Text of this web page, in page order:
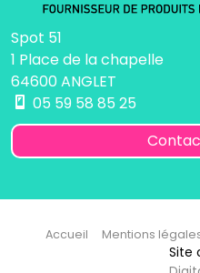
Spot 51
1 Place de la chapelle
64600 ANGLET
05 59 58 85 25
Accueil Mentions
Site